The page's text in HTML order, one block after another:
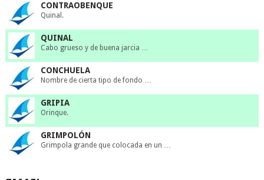
CONTRAOBENQUE
Quinal.
QUINAL
Cabo grueso y de buena jarcia …
CONCHUELA
Nombre de cierta tipo de fondo …
GRIPIA
Orinque.
GRIMPOLÓN
Grimpola grande que colocada en un …